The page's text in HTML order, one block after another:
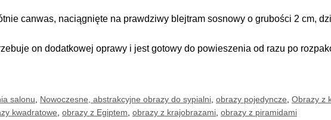
canwas, naciągnięte na prawdziwy blejtram sosnowy o grubości 2 cm,
on dodatkowej oprawy i jest gotowy do powieszenia od razu po
salonu Nowoczesne, abstrakcyjne obrazy do sypialni obrazy pojedyncze Obrazy z
kwadratowe obrazy z Egiptem obrazy z krajobrazami obrazy z piramidami